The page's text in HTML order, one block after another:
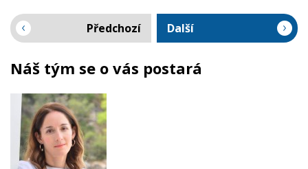
Předchozí Další
Náš tým se o vás postará